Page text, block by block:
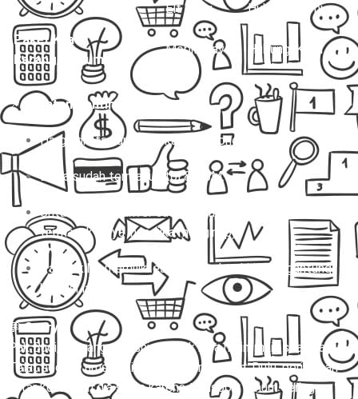
Elf Long Hubungi Kami
Paket Kilat
Barang/Dokumen
Mobil Travel Hubungi Kami
📌 Catatan Penting:
Harga di atas untuk sekali jalan (one way).
Biaya sudah termasuk tol & BBM.
Untuk charter, driver sudah termasuk, tapi belum
termasuk biaya inap (jika menginap).
Paket kilat memiliki estimasi waktu kirim tergantung
kondisi lalu lintas.
💬Story:
Pak Budi, seorang pebisnis, nggak bisa main-main soal waktu.
Telat sedikit, urusan bisnis bisa berantakan. Dulu, perjalanan
antar kota bikin dia stres karena transport umum sering